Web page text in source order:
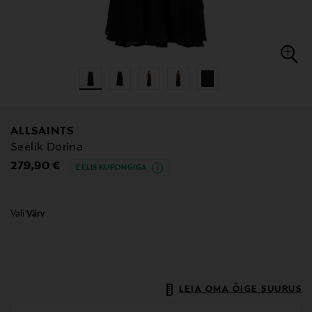
ALLSAINTS
Seelik Dorina
Original Price
279,90 € EELIS KUPONGIGA
Vali Värv
LEIA OMA ÕIGE SUURUS